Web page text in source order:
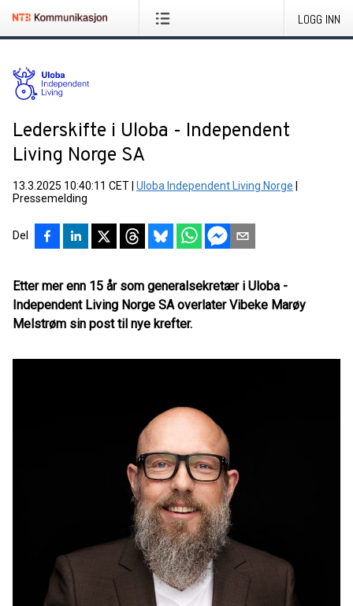
LOGG INN
Lederskifte i Uloba - Independent
Living Norge SA
13.3.2025 10:40:11 CET Uloba Independent Living Norge
Pressemelding
Del
Etter mer enn 15 år som generalsekretær i Uloba -
Independent Living Norge SA overlater Vibeke Marøy
Melstrøm sin post til nye krefter.